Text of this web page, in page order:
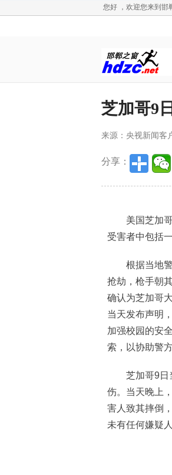
您好 ，欢迎您来到邯
芝加哥9
来源：央视新闻客
分享：
美国芝加哥
受害者中包括
根据当地警
抢劫，枪手朝
确认为芝加哥
当天发布声明
加强校园的安
索，以协助警
芝加哥9日当
伤。当天晚上
害人致其摔倒
未有任何嫌疑